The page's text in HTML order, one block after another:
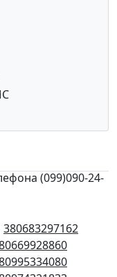
(099)090-24-
380683297162